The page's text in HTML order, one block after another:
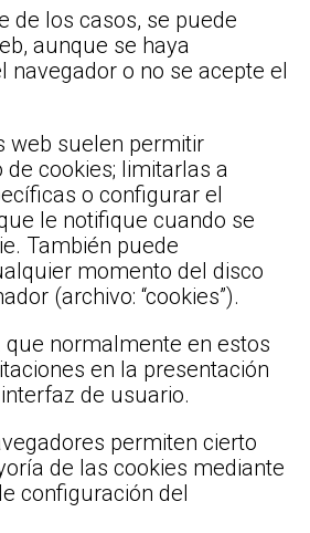
de los casos, se puede
aunque se haya
navegador o no se acepte el
web suelen permitir
cookies; limitarlas a
o configurar el
le notifique cuando se
También puede
momento del disco
(archivo: “cookies”).
que normalmente en estos
en la presentación
de usuario.
permiten cierto
de las cookies mediante
configuración del